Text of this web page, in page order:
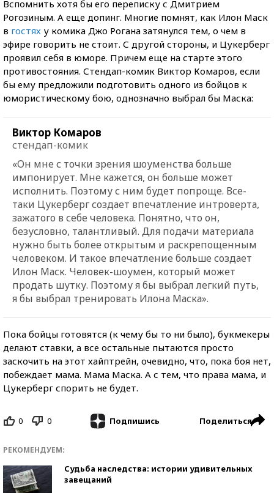
Вспомнить хотя бы его переписку с Дмитрием
Рогозиным. А еще допинг. Многие помнят, как Илон Маск
в гостях у комика Джо Рогана затянулся тем, о чем в
эфире говорить не стоит. С другой стороны, и Цукерберг
проявил себя в юморе. Причем еще на старте этого
противостояния. Стендап-комик Виктор Комаров, если
бы ему предложили подготовить одного из бойцов к
юмористическому бою, однозначно выбрал бы Маска:
Виктор Комаров
стендап-комик
«Он мне с точки зрения шоуменства больше
импонирует. Мне кажется, он больше может
исполнить. Поэтому с ним будет попроще. Все-
таки Цукерберг создает впечатление интроверта,
зажатого в себе человека. Понятно, что он,
безусловно, талантливый. Для подачи материала
нужно быть более открытым и раскрепощенным
человеком. И такое впечатление больше создает
Илон Маск. Человек-шоумен, который может
продать шутку. Поэтому я бы выбрал легкий путь,
я бы выбрал тренировать Илона Маска».
Пока бойцы готовятся (к чему бы то ни было), букмекеры
делают ставки, а все остальные пытаются просто
заскочить на этот хайптрейн, очевидно, что, пока боя нет,
побеждает мама. Мама Маска. А с тем, что права мама, и
Цукерберг спорить не будет.
0 0 Подпишись Поделиться
РЕКОМЕНДУЕМ:
Судьба наследства: истории удивительных
завещаний